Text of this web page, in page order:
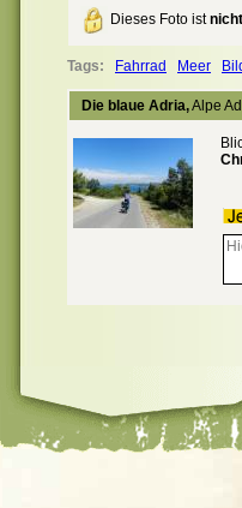
Dieses Foto istnicht
Tags: Fahrrad Meer
Die blaue Adria,Alpe